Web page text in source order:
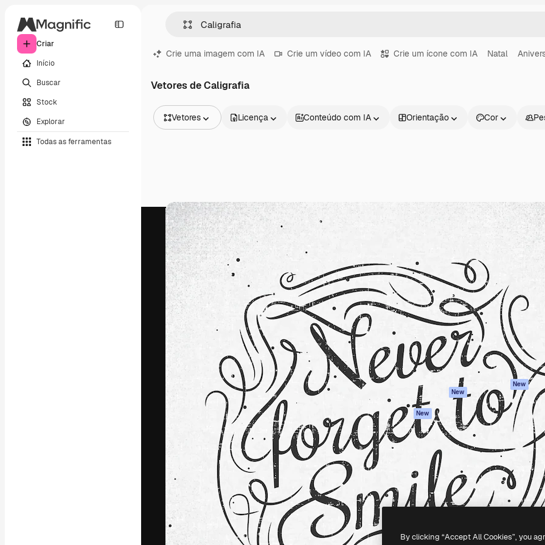
Criar
Início
Buscar
Stock
Explorar
Todas as ferramentas
Crie uma imagem com IA Crie um vídeo com IA Crie um ícone com IA Natal
Vetores de Caligrafia
Vetores
Vídeos
Clipes de vídeo
Animações
Modelos de vídeos
Ícones
Modelos 3D
Fontes
Licença Conteúdo com IA Orientação Cor
A plataforma criativa para você direcionar
seu melhor trabalho. Mais de 1 milhão de
assinantes entre criativos, empresas,
agências e estúdios.
Português
Produtos
Spaces
Assistente de IA
Gerador de
Gerador de vídeos
Texto para voz
Conteúdo de stock
MCP para
Claude/ChatGPT
New
Agentes New
API
App móvel
ferramentas
Começar
Academy
Documentação
Atendimento
Termos e
condições
Política de
privacidade
New
Política de cookies
Central de
confiabilidade
Empresas
Copyright © 2010-2026Freepik Company S.L.U. Todos os direitos reservados.
By clicking “Accept All Cookies”, you